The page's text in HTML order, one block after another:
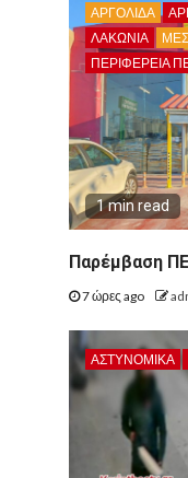
ΑΡΓΟΛΙΔΑ
ΛΑΚΩΝΙΑ
ΠΕΡΙΦΈΡΕΙΑ
1 min read
Παρέμβαση
7 ώρες ago
ΑΣΤΥΝΟΜΙΚΑ